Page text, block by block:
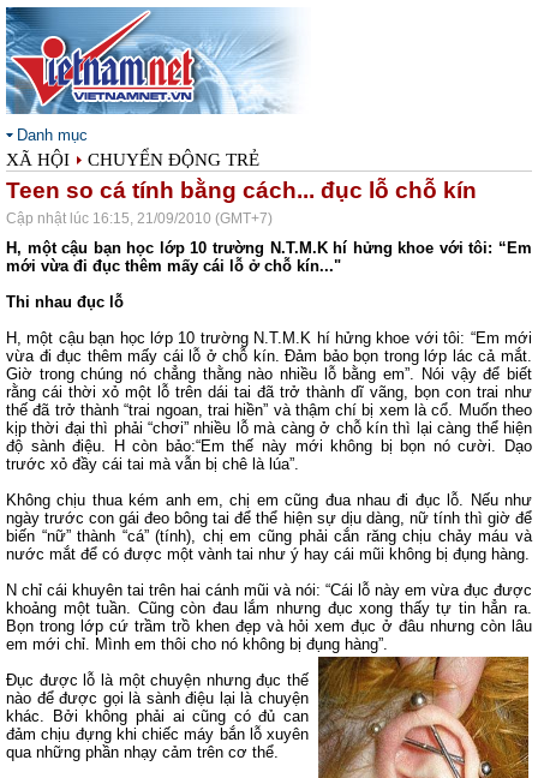
Danh mục
XÃ HỘI CHUYỂN ĐỘNG TRẺ
Teen so cá tính bằng cách... đục lỗ chỗ kín
Cập nhật lúc 16:15, 21/09/2010 (GMT+7)
H, một cậu bạn học lớp 10 trường N.T.M.K hí hửng khoe với tôi: “Em
mới vừa đi đục thêm mấy cái lỗ ở chỗ kín..."
Thi nhau đục lỗ
H, một cậu bạn học lớp 10 trường N.T.M.K hí hửng khoe với tôi: “Em mới
vừa đi đục thêm mấy cái lỗ ở chỗ kín. Đảm bảo bọn trong lớp lác cả mắt.
Giờ trong chúng nó chẳng thằng nào nhiều lỗ bằng em”. Nói vậy để biết
rằng cái thời xỏ một lỗ trên dái tai đã trở thành dĩ vãng, bọn con trai như
thế đã trở thành “trai ngoan, trai hiền” và thậm chí bị xem là cổ. Muốn theo
kịp thời đại thì phải “chơi” nhiều lỗ mà càng ở chỗ kín thì lại càng thể hiện
độ sành điệu. H còn bảo:“Em thế này mới không bị bọn nó cười. Dạo
trước xỏ đầy cái tai mà vẫn bị chê là lúa”.
Không chịu thua kém anh em, chị em cũng đua nhau đi đục lỗ. Nếu như
ngày trước con gái đeo bông tai để thể hiện sự dịu dàng, nữ tính thì giờ để
biến “nữ” thành “cá” (tính), chị em cũng phải cắn răng chịu chảy máu và
nước mắt để có được một vành tai như ý hay cái mũi không bị đụng hàng.
N chỉ cái khuyên tai trên hai cánh mũi và nói: “Cái lỗ này em vừa đục được
khoảng một tuần. Cũng còn đau lắm nhưng đục xong thấy tự tin hẳn ra.
Bọn trong lớp cứ trầm trồ khen đẹp và hỏi xem đục ở đâu nhưng còn lâu
em mới chỉ. Mình em thôi cho nó không bị đụng hàng”.
Đục được lỗ là một chuyện nhưng đục thế
nào để được gọi là sành điệu lại là chuyện
khác. Bởi không phải ai cũng có đủ can
đảm chịu đựng khi chiếc máy bắn lỗ xuyên
qua những phần nhạy cảm trên cơ thể.